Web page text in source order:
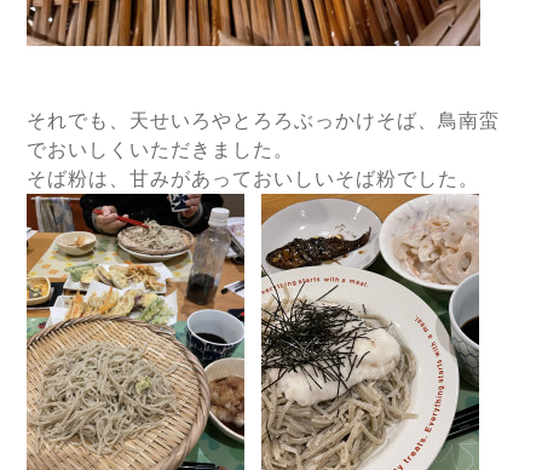
それでも、天せいろやとろろぶっかけそば、鳥南蛮
でおいしくいただきました。
そば粉は、甘みがあっておいしいそば粉でした。